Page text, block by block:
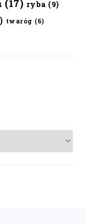
(17) ryba (9)
twaróg (6)